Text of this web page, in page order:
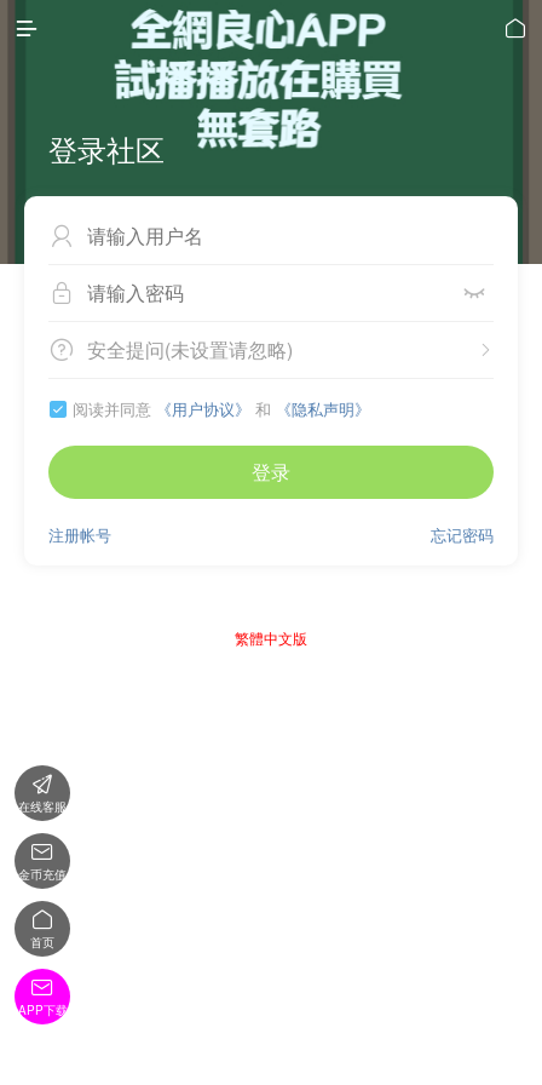
 
登录社区

 
 
安全提问(未设置请忽略)
 阅读并同意 《用户协议》 和 《隐私声明》
登录
忘记密码
注册帐号
繁體中文版

在线客服

金币充值

首页

APP下载